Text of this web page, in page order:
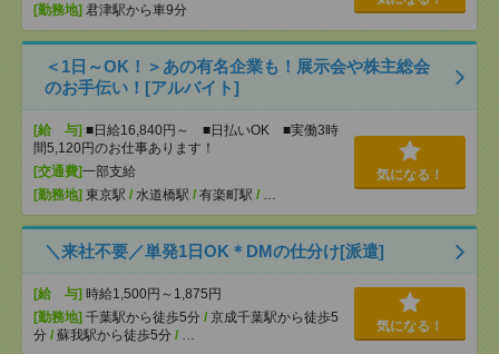
[勤務地] 君津駅から車9分
＜1日～OK！＞あの有名企業も！展示会や株主総会
のお手伝い！[アルバイト]
[給 与] ■日給16,840円～ ■日払いOK ■実働3時
間5,120円のお仕事あります！
[交通費]一部支給
[勤務地] 東京駅 / 水道橋駅 / 有楽町駅 / …
気になる！
＼来社不要／単発1日OK＊DMの仕分け[派遣]
[給 与] 時給1,500円～1,875円
[勤務地] 千葉駅から徒歩5分 / 京成千葉駅から徒歩5
分 / 蘇我駅から徒歩5分 / …
気になる！